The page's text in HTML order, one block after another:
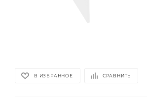
В ИЗБРАННОЕ СРАВНИТЬ